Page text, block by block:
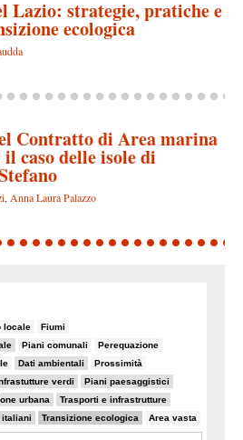
Lazio: strategie, pratiche e
ecologica
Contratto di Area marina
caso delle isole di
, Anna Laura Palazzo
locale Fiumi
Piani comunali Perequazione
Dati ambientali Prossimità
verdi Piani paesaggistici
urbana Trasporti e infrastrutture
italiani Transizione ecologica Area vasta